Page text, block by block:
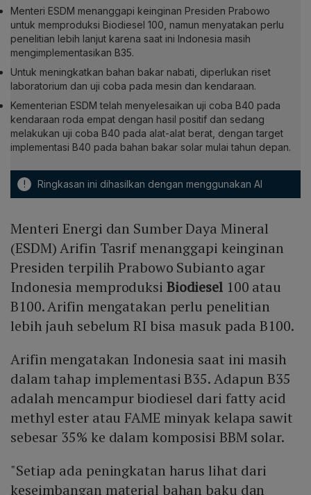
Menteri ESDM menanggapi keinginan Presiden Prabowo
untuk memproduksi Biodiesel 100, namun menyatakan perlu
penelitian lebih lanjut karena saat ini Indonesia masih
mengimplementasikan B35.
Untuk meningkatkan bahan bakar nabati, diperlukan riset
laboratorium dan uji coba pada mesin dan kendaraan.
Kementerian ESDM telah menyelesaikan uji coba B40 pada
kendaraan roda empat dengan hasil positif dan sedang
melakukan uji coba B40 pada alat-alat berat, dengan target
implementasi B40 pada bahan bakar solar mulai tahun depan.
! Ringkasan ini dihasilkan dengan menggunakan AI
Menteri Energi dan Sumber Daya Mineral
(ESDM) Arifin Tasrif menanggapi keinginan
Presiden terpilih Prabowo Subianto agar
Indonesia memproduksi Biodiesel100 atau
B100. Arifin mengatakan perlu penelitian
lebih jauh sebelum RI bisa masuk pada B100.
Arifin mengatakan Indonesia saat ini masih
dalam tahap implementasi B35. Adapun B35
adalah mencampur biodiesel dari fatty acid
methyl ester atau FAME minyak kelapa sawit
sebesar 35% ke dalam komposisi BBM solar.
"Setiap ada peningkatan harus lihat dari
keseimbangan material bahan baku dan